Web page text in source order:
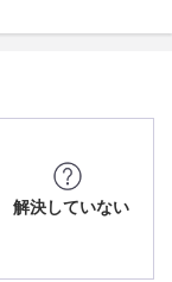
解決していない